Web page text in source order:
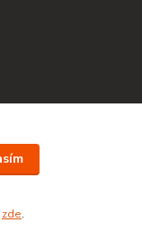
zde.